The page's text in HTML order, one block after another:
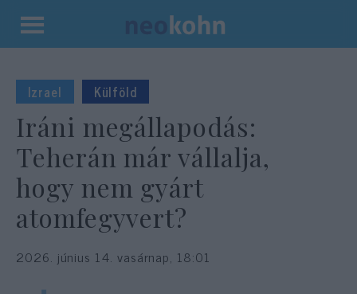
Kilépés
tartalomba
Izrael Külföld
Iráni megállapodás:
Teherán már vállalja,
hogy nem gyárt
atomfegyvert?
2026. június 14. vasárnap, 18:01